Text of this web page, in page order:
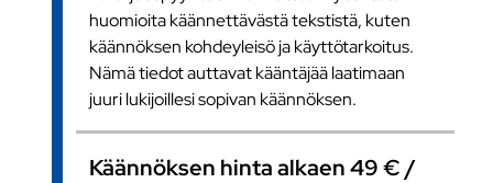
huomioita käännettävästä tekstistä, kuten
käännöksen kohdeyleisö ja käyttötarkoitus.
Nämä tiedot auttavat kääntäjää laatimaan
juuri lukijoillesi sopivan käännöksen.
Käännöksen hinta alkaen 49 € /